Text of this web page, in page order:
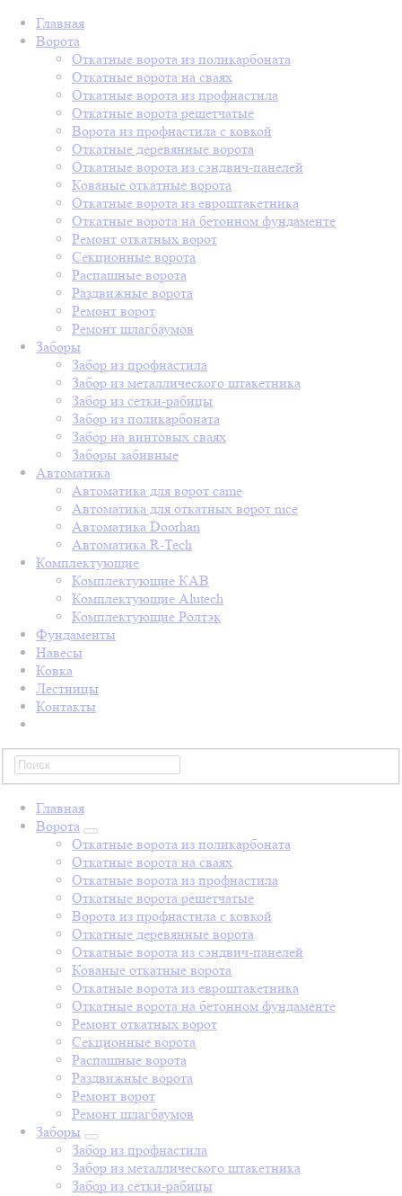
Главная
Ворота
Откатные ворота из поликарбоната
Откатные ворота на сваях
Откатные ворота из профнастила
Откатные ворота решетчатые
Ворота из профнастила с ковкой
Откатные деревянные ворота
Откатные ворота из сэндвич-панелей
Кованые откатные ворота
Откатные ворота из евроштакетника
Откатные ворота на бетонном фундаменте
Ремонт откатных ворот
Секционные ворота
Распашные ворота
Раздвижные ворота
Ремонт ворот
Ремонт шлагбаумов
Заборы
Забор из профнастила
Забор из металлического штакетника
Забор из сетки-рабицы
Забор из поликарбоната
Забор на винтовых сваях
Заборы забивные
Автоматика
Автоматика для ворот came
Автоматика для откатных ворот nice
Автоматика Doorhan
Автоматика R-Tech
Комплектующие
Комплектующие КАВ
Комплектующие Alutech
Комплектующие Ролтэк
Фундаменты
Навесы
Ковка
Лестницы
Контакты
Главная
Ворота
Откатные ворота из поликарбоната
Откатные ворота на сваях
Откатные ворота из профнастила
Откатные ворота решетчатые
Ворота из профнастила с ковкой
Откатные деревянные ворота
Откатные ворота из сэндвич-панелей
Кованые откатные ворота
Откатные ворота из евроштакетника
Откатные ворота на бетонном фундаменте
Ремонт откатных ворот
Секционные ворота
Распашные ворота
Раздвижные ворота
Ремонт ворот
Ремонт шлагбаумов
Заборы
Забор из профнастила
Забор из металлического штакетника
Забор из сетки-рабицы